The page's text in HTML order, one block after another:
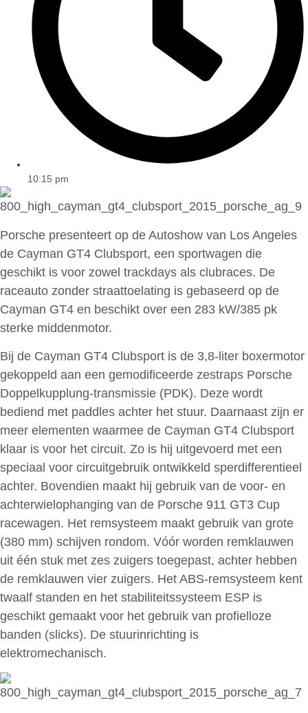
10:15 pm
Porsche presenteert op de Autoshow van Los Angeles
de Cayman GT4 Clubsport, een sportwagen die
geschikt is voor zowel trackdays als clubraces. De
raceauto zonder straattoelating is gebaseerd op de
Cayman GT4 en beschikt over een 283 kW/385 pk
sterke middenmotor.
Bij de Cayman GT4 Clubsport is de 3,8-liter boxermotor
gekoppeld aan een gemodificeerde zestraps Porsche
Doppelkupplung-transmissie (PDK). Deze wordt
bediend met paddles achter het stuur. Daarnaast zijn er
meer elementen waarmee de Cayman GT4 Clubsport
klaar is voor het circuit. Zo is hij uitgevoerd met een
speciaal voor circuitgebruik ontwikkeld sperdifferentieel
achter. Bovendien maakt hij gebruik van de voor- en
achterwielophanging van de Porsche 911 GT3 Cup
racewagen. Het remsysteem maakt gebruik van grote
(380 mm) schijven rondom. Vóór worden remklauwen
uit één stuk met zes zuigers toegepast, achter hebben
de remklauwen vier zuigers. Het ABS-remsysteem kent
twaalf standen en het stabiliteitssysteem ESP is
geschikt gemaakt voor het gebruik van profielloze
banden (slicks). De stuurinrichting is
elektromechanisch.